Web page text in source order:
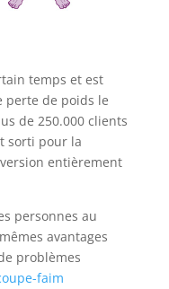
temps et est
perte de poids le
de 250.000 clients
sorti pour la
entièrement
personnes au
avantages
problèmes
faim